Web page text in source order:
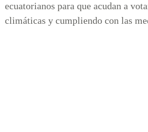
ecuatorianos para que acudan a
climáticas y cumpliendo con las